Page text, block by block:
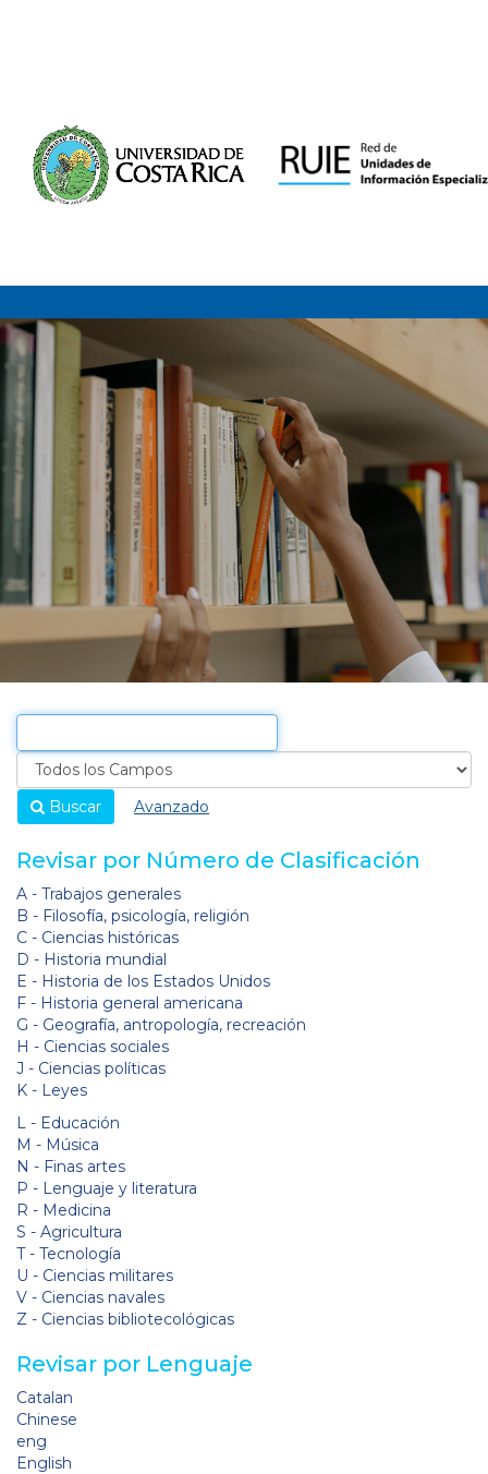
Buscar Avanzado
Revisar por Número de Clasificación
A - Trabajos generales
B - Filosofía, psicología, religión
C - Ciencias históricas
D - Historia mundial
E - Historia de los Estados Unidos
F - Historia general americana
G - Geografía, antropología, recreación
H - Ciencias sociales
J - Ciencias políticas
K - Leyes
L - Educación
M - Música
N - Finas artes
P - Lenguaje y literatura
R - Medicina
S - Agricultura
T - Tecnología
U - Ciencias militares
V - Ciencias navales
Z - Ciencias bibliotecológicas
Revisar por Lenguaje
Catalan
Chinese
eng
English